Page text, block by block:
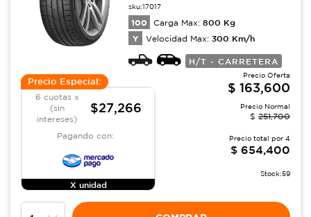
sku:17017
100 Carga Max: 800 Kg
Y Velocidad Max: 300 Km/h
H/T - CARRETERA
Precio Especial:
6 cuotas x
(sin
intereses)
$27,266
Pagando con:
X unidad
Precio Oferta
$ 163,600
Precio Normal
$ 251,700
Precio total por 4
$ 654,400
Stock:59